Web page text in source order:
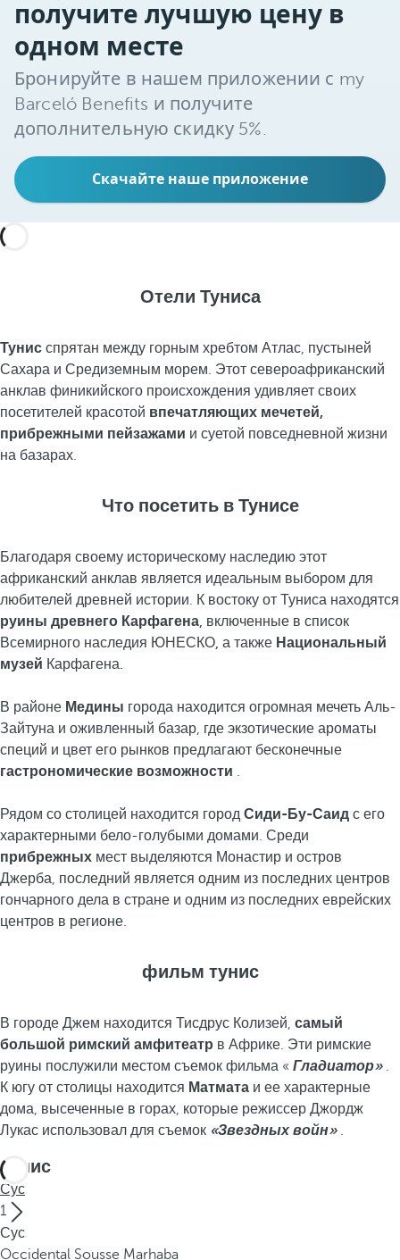
получите лучшую цену в
одном месте
Бронируйте в нашем приложении с my
Barceló Benefits и получите
дополнительную скидку 5%.
Скачайте наше приложение
Отели Туниса
Тунис спрятан между горным хребтом Атлас, пустыней
Сахара и Средиземным морем. Этот североафриканский
анклав финикийского происхождения удивляет своих
посетителей красотой впечатляющих мечетей,
прибрежными пейзажами и суетой повседневной жизни
на базарах.
Что посетить в Тунисе
Благодаря своему историческому наследию этот
африканский анклав является идеальным выбором для
любителей древней истории. К востоку от Туниса находятся
руины древнего Карфагена, включенные в список
Всемирного наследия ЮНЕСКО, а также Национальный
музей Карфагена.
В районе Медины города находится огромная мечеть Аль-
Зайтуна и оживленный базар, где экзотические ароматы
специй и цвет его рынков предлагают бесконечные
гастрономические возможности .
Рядом со столицей находится город Сиди-Бу-Саид с его
характерными бело-голубыми домами. Среди
прибрежных мест выделяются Монастир и остров
Джерба, последний является одним из последних центров
гончарного дела в стране и одним из последних еврейских
центров в регионе.
фильм тунис
В городе Джем находится Тисдрус Колизей, самый
большой римский амфитеатр в Африке. Эти римские
руины послужили местом съемок фильма « Гладиатор».
К югу от столицы находится Матмата и ее характерные
дома, высеченные в горах, которые режиссер Джордж
Лукас использовал для съемок «Звездных войн».
Тунис
Сус
1
Сус
Occidental Sousse Marhaba